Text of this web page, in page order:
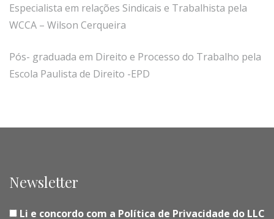
Especialista em relações Sindicais e Trabalhista pela
WCCA – Wilson Cerqueira
Pós- graduada em Direito e Processo do Trabalho pela
Escola Paulista de Direito -EPD
Newsletter
Li e concordo com a Política de Privacidade do LLC